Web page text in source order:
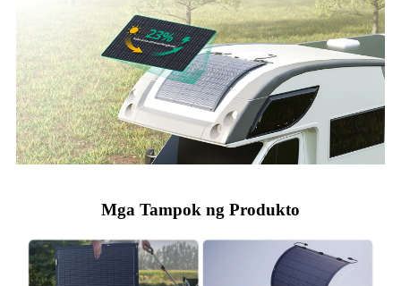
Mga Tampok ng Produkto